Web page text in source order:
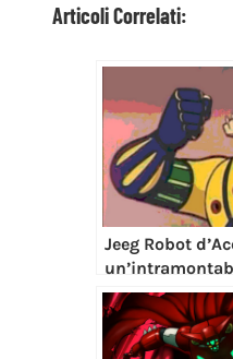
Articoli Correlati:
Jeeg Robot